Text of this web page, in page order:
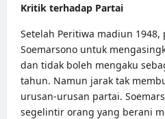
Kritik terhadap Partai
Setelah Peritiwa madiun
Soemarsono untuk
dan tidak boleh mengaku
tahun. Namun jarak tak
urusan-urusan partai.
segelintir orang yang berani